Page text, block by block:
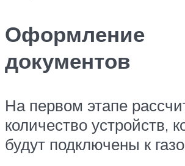
Оформление
документов
На первом этапе
количество устройств,
будут подключены к